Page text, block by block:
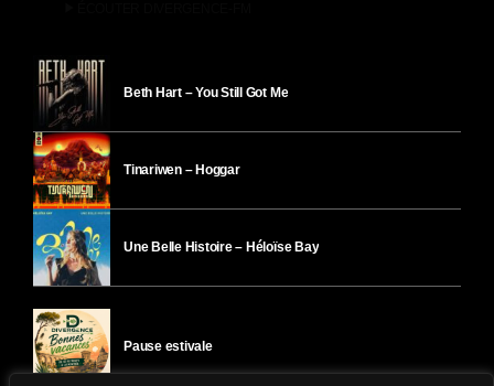
Beth Hart – You Still Got Me
Tinariwen – Hoggar
Une Belle Histoire – Héloïse Bay
Pause estivale